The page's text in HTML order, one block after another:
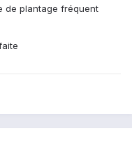
de plantage fréquent